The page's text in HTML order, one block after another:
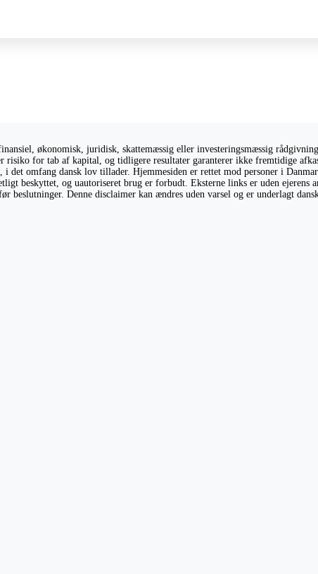
økonomisk, juridisk, skattemæssig eller investeringsmæssig
risiko for tab af kapital, og tidligere resultater garanterer ikke fremtidige
omfang dansk lov tillader. Hjemmesiden er rettet mod personer i
beskyttet, og uautoriseret brug er forbudt. Eksterne links er uden ejerens
Denne disclaimer kan ændres uden varsel og er underlagt